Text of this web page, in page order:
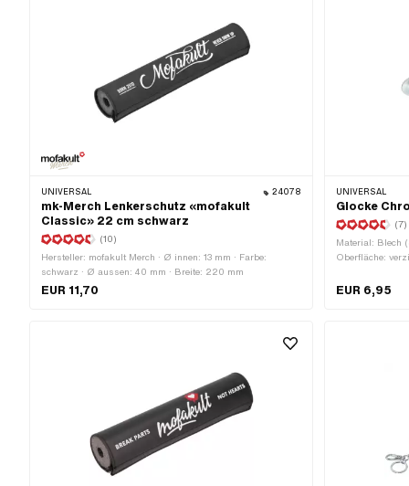
UNIVERSAL 24078
mk-Merch Lenkerschutz «mofakult
Classic» 22 cm schwarz
(10)
Hersteller: mofakult Merch · Ø innen: 13 mm · Farbe:
schwarz · Ø aussen: 40 mm · Breite: 220 mm
EUR 11,70
UNIVERSAL
Glocke
(7)
Material: Blech
Oberfläche:
EUR 6,95